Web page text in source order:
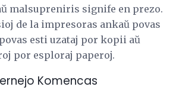
malsupreniris signife en prezo.
de la impresoras ankaŭ povas
esti uzataj por kopii aŭ
por esploraj paperoj.
Komencas